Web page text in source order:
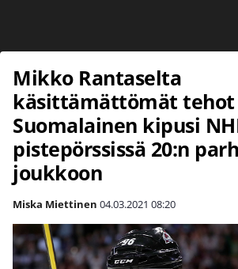
Mikko Rantaselta
käsittämättömät
Suomalainen kipusi
pistepörssissä 20:n
joukkoon
Miska Miettinen 04.03.2021 08:20